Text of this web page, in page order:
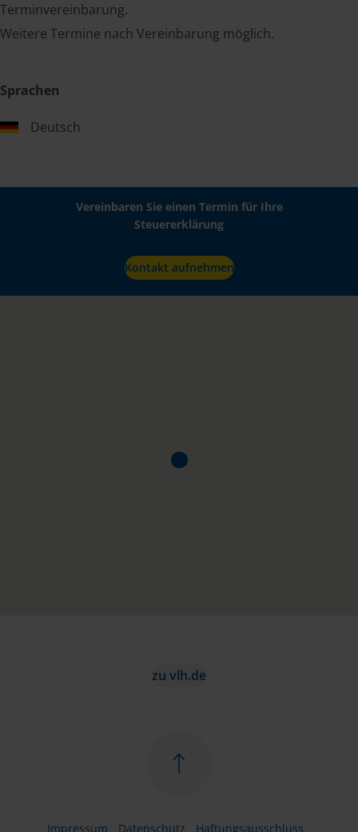
Terminvereinbarung.
Weitere Termine nach Vereinbarung möglich.
Sprachen
Deutsch
Vereinbaren Sie einen Termin für Ihre
Steuererklärung
Kontakt aufnehmen
zu vlh.de
Impressum Datenschutz Haftungsausschluss